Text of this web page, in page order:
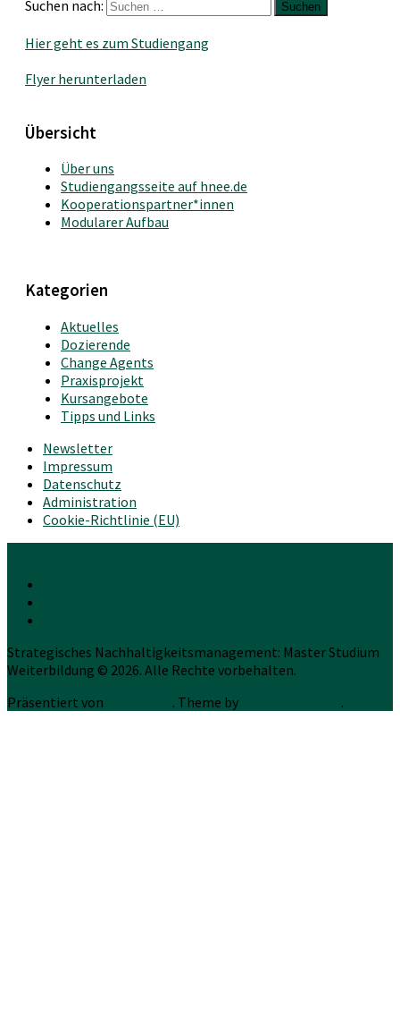
Suchen nach:
Hier geht es zum Studiengang
Flyer herunterladen
Übersicht
Über uns
Studiengangsseite auf hnee.de
Kooperationspartner*innen
Modularer Aufbau
Kategorien
Aktuelles
Dozierende
Change Agents
Praxisprojekt
Kursangebote
Tipps und Links
Newsletter
Impressum
Datenschutz
Administration
Cookie-Richtlinie (EU)
Strategisches Nachhaltigkeitsmanagement: Master Studium
Weiterbildung © 2026. Alle Rechte vorbehalten.
Präsentiert von
. Theme by .